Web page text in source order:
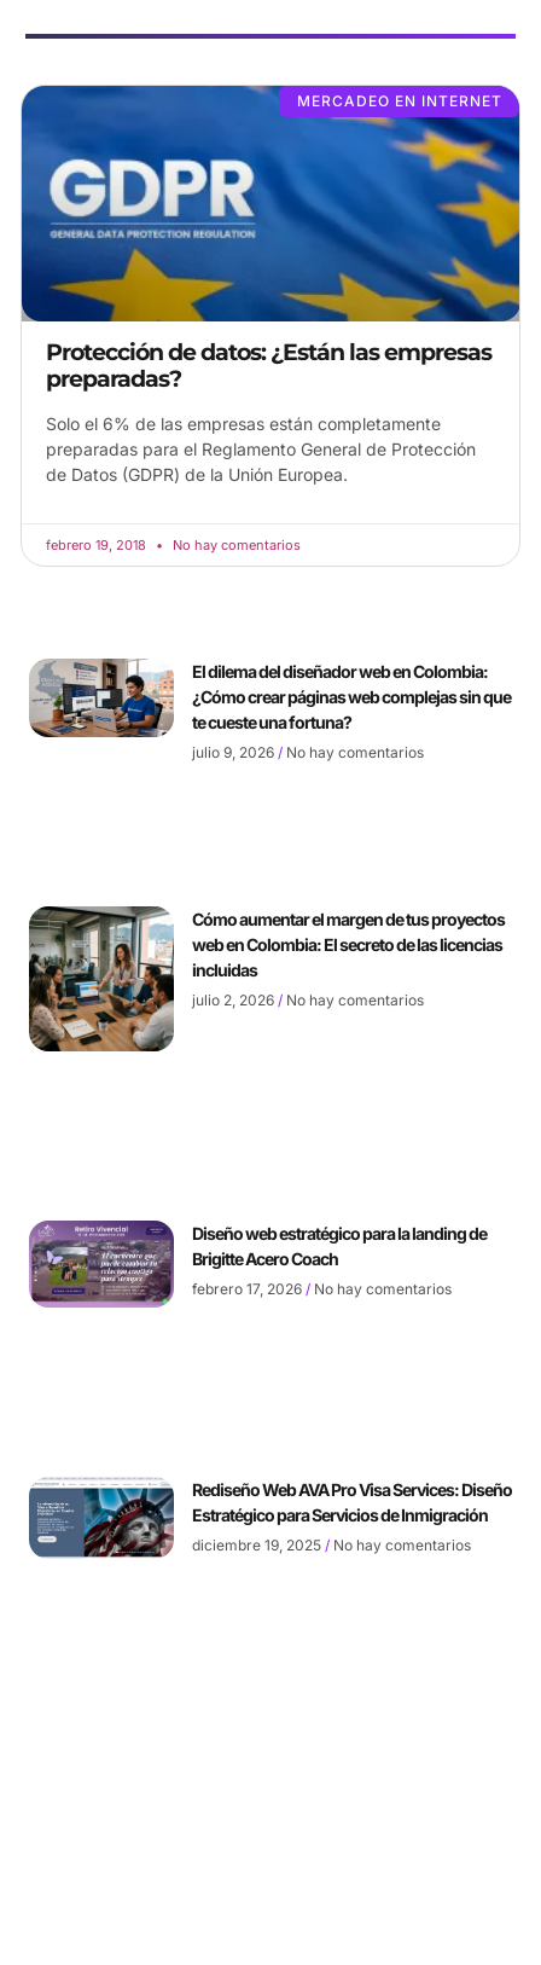
MERCADEO EN INTERNET
Protección de datos: ¿Están las empresas
preparadas?
Solo el 6% de las empresas están completamente
preparadas para el Reglamento General de Protección
de Datos (GDPR) de la Unión Europea.
febrero 19, 2018 No hay comentarios
El dilema del diseñador web en Colombia:
¿Cómo crear páginas web complejas sin que
te cueste una fortuna?
julio 9, 2026 No hay comentarios
Cómo aumentar el margen de tus proyectos
web en Colombia: El secreto de las licencias
incluidas
julio 2, 2026 No hay comentarios
Diseño web estratégico para la landing de
Brigitte Acero Coach
febrero 17, 2026 No hay comentarios
Rediseño Web AVA Pro Visa Services: Diseño
Estratégico para Servicios de Inmigración
diciembre 19, 2025 No hay comentarios